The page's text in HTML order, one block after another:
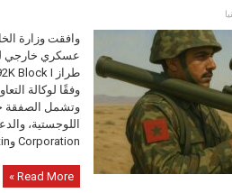
وافقت وزارة
وتشمل الصفقة
Corporation وLockheed Martin.
Read More »